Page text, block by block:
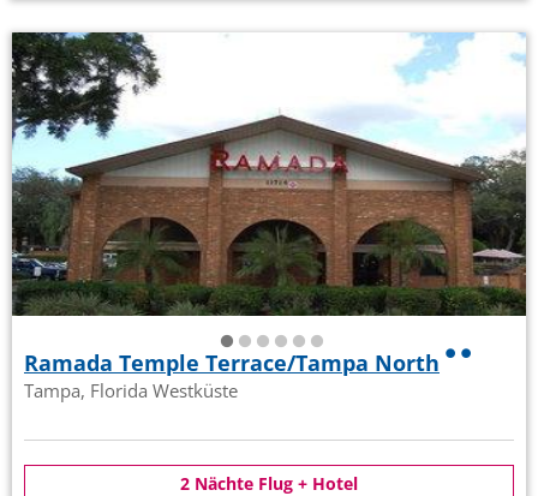
Ramada Temple Terrace/Tampa North
Tampa, Florida Westküste
2 Nächte Flug + Hotel